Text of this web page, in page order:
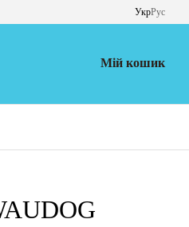
УкрРус
Мій кошик